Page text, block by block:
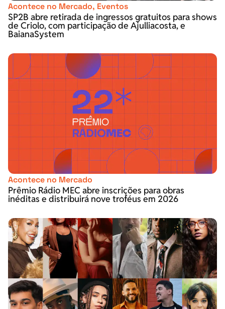
Acontece no Mercado, Eventos
SP2B abre retirada de ingressos gratuitos para shows
de Criolo, com participação de Ajulliacosta, e
BaianaSystem
Acontece no Mercado
Prêmio Rádio MEC abre inscrições para obras
inéditas e distribuirá nove troféus em 2026